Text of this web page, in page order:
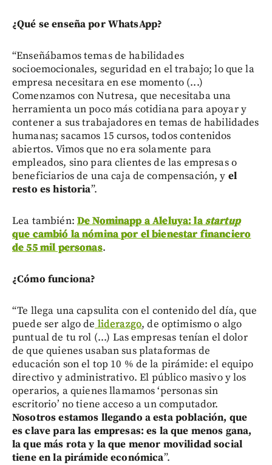
¿Qué se enseña por WhatsApp?
“Enseñábamos temas de habilidades
socioemocionales, seguridad en el trabajo; lo que la
empresa necesitara en ese momento (...)
Comenzamos con Nutresa, que necesitaba una
herramienta un poco más cotidiana para apoyar y
contener a sus trabajadores en temas de habilidades
humanas; sacamos 15 cursos, todos contenidos
abiertos. Vimos que no era solamente para
empleados, sino para clientes de las empresas o
beneficiarios de una caja de compensación, y el
resto es historia”.
Lea también: De Nominapp a Aleluya: lastartup
que cambió la nómina por el bienestar financiero
de 55 mil personas.
¿Cómo funciona?
“Te llega una capsulita con el contenido del día, que
puede ser algo de liderazgo, de optimismo o algo
puntual de tu rol (...) Las empresas tenían el dolor
de que quienes usaban sus plataformas de
educación son el top 10 % de la pirámide: el equipo
directivo y administrativo. El público masivo y los
operarios, a quienes llamamos ‘personas sin
escritorio’ no tiene acceso a un computador.
Nosotros estamos llegando a esta población, que
es clave para las empresas: es la que menos gana,
la que más rota y la que menor movilidad social
tiene en la pirámide económica”.